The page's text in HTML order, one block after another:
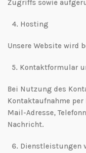
Zugriffs sowie
4.⁠ ⁠Hosting
Unsere Website wird
5.⁠ ⁠Kontaktformular
Bei Nutzung des
Kontaktaufnahme
Mail-Adresse,
Nachricht.
6.⁠ ⁠Dienstleistungen